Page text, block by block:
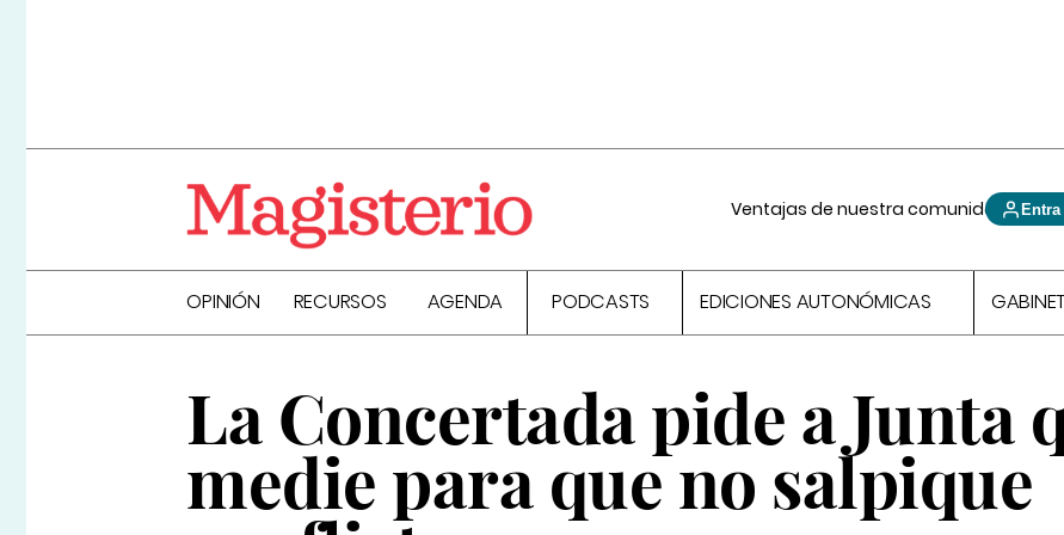
Ventajas de nuestra comunidad Entra
OPINIÓN RECURSOS AGENDA PODCASTS EDICIONES AUTONÓMICAS
La Concertada pide a Junta
medie para que no salpique